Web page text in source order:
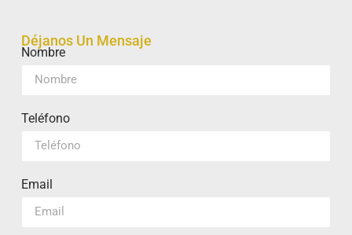
Déjanos Un Mensaje
Nombre
Teléfono
Email